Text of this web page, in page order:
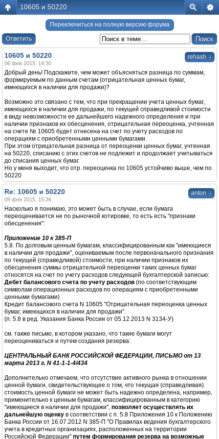
10605 и 50220
Переключиться на полную версию форума
Ответить
rehash ↓
10605 и 50220
06 фев 2015, 14:30
Добрый день! Подскажите, чем может объясняться разница по суммам,
формируемым по данным счетам (отрицательная ценных бумаг,
имеющихся в наличии для продажи)?
Возможно это связано с тем, что при прекращении учета ценных бумаг,
имеющихся в наличии для продажи, по текущей справедливой стоимости
в виду невозможности ее дальнейшего надежного определения и при
наличии признаков их обесценения, отрицательная переоценка, учтенная
на счете № 10605 будет отнесена на счет по учету расходов по
операциям с приобретенными ценными бумагами.
При этом отрицательная разница от переоценки ценных бумаг, учтенная
на 50220, списанию с этих счетов не подлежит и продолжает учитываться
до списания ценных бумаг.
Но у меня выходит, что отр. переоценка по 10605 устойчиво выше, чем по
50220
anton ↓
Re: 10605 и 50220
09 фев 2015, 15:36
Насколько я понимаю, это может быть в случае, если бумага
переоценивается не по рыночной котировке, то есть есть "признаки
обесценения":
Приложение 10 к 385-П
5.8. По долговым ценным бумагам, классифицированным как "имеющиеся
в наличии для продажи", оцениваемым после первоначального признания
по текущей (справедливой) стоимости, при наличии признаков их
обесценения суммы отрицательной переоценки таких ценных бумаг
относятся на счет по учету расходов следующей бухгалтерской записью:
Дебет балансового счета по учету расходов (по соответствующим
символам операционных расходов по операциям с приобретенными
ценными бумагами)
Кредит балансового счета N 10605 "Отрицательная переоценка ценных
бумаг, имеющихся в наличии для продажи".
(п. 5.8 в ред. Указания Банка России от 05.12.2013 N 3134-У)
см. также письмо, в котором указано, что такие бумаги могут
переоцениваться и путем создания резерва:
ЦЕНТРАЛЬНЫЙ БАНК РОССИЙСКОЙ ФЕДЕРАЦИИ, ПИСЬМО от 13
марта 2013 г. N 41-1-1-4/434
Дополнительно отмечаем, что отсутствие активного рынка в отношении
ценной бумаги, свидетельствующее о том, что текущая (справедливая)
стоимость ценной бумаги не может быть надежно определена, например,
применительно к ценным бумагам, классифицированным в категорию
"имеющиеся в наличии для продажи", позволяет осуществлять их
дальнейшую оценку в соответствии с п. 5.8 Приложения 10 к Положению
Банка России от 16.07.2012 N 385-П "О Правилах ведения бухгалтерского
учета в кредитных организациях, расположенных на территории
Российской Федерации" путем формирования резерва на возможные